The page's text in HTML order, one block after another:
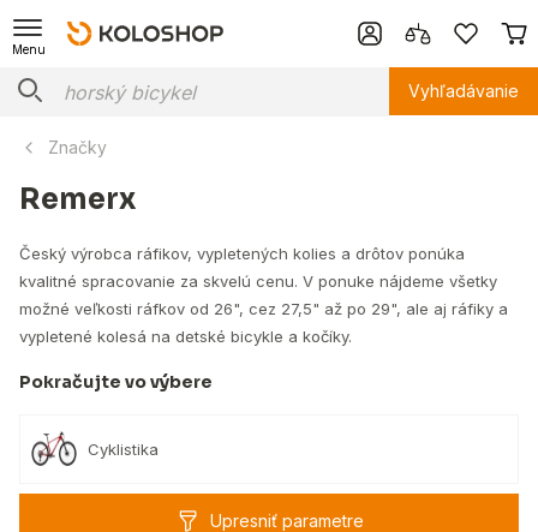
Menu
Vyhľadávanie
Značky
Remerx
Český výrobca ráfikov, vypletených kolies a drôtov ponúka
kvalitné spracovanie za skvelú cenu. V ponuke nájdeme všetky
možné veľkosti ráfkov od 26", cez 27,5" až po 29", ale aj ráfiky a
vypletené kolesá na detské bicykle a kočíky.
Pokračujte vo výbere
Cyklistika
Upresniť parametre